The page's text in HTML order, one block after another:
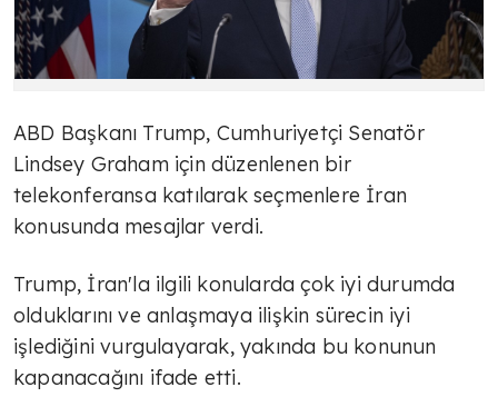
ABD Başkanı Trump, Cumhuriyetçi Senatör
Lindsey Graham için düzenlenen bir
telekonferansa katılarak seçmenlere İran
konusunda mesajlar verdi.
Trump, İran'la ilgili konularda çok iyi durumda
olduklarını ve anlaşmaya ilişkin sürecin iyi
işlediğini vurgulayarak, yakında bu konunun
kapanacağını ifade etti.